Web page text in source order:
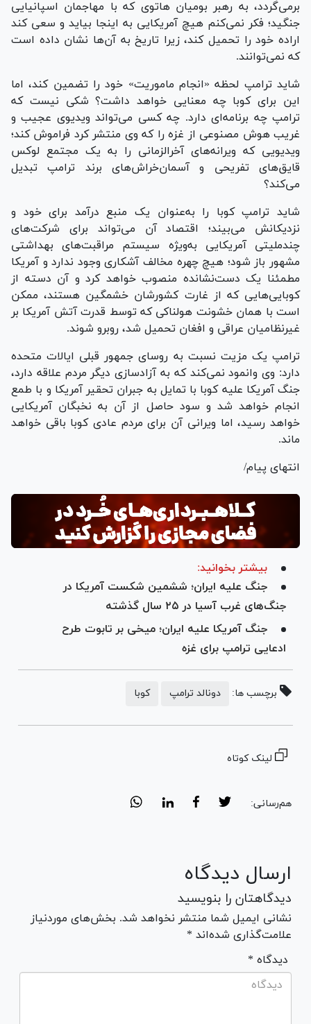
برمی‌گردد، به رهبر بومیان هاتوی که با مهاجمان اسپانیایی
جنگید؛ فکر نمی‌کنم هیچ آمریکایی به اینجا بیاید و سعی کند
اراده خود را تحمیل کند، زیرا تاریخ به آن‌ها نشان داده است
که نمی‌توانند.
شاید ترامپ لحظه «انجام ماموریت» خود را تضمین کند، اما
این برای کوبا چه معنایی خواهد داشت؟ شکی نیست که
ترامپ چه برنامه‌ای دارد. چه کسی می‌تواند ویدیوی عجیب و
غریب هوش مصنوعی از غزه را که وی منتشر کرد فراموش کند؛
ویدیویی که ویرانه‌های آخرالزمانی را به یک مجتمع لوکس
قایق‌های تفریحی و آسمان‌خراش‌های برند ترامپ تبدیل
می‌کند؟
شاید ترامپ کوبا را به‌عنوان یک منبع درآمد برای خود و
نزدیکانش می‌بیند؛ اقتصاد آن می‌تواند برای شرکت‌های
چندملیتی آمریکایی به‌ویژه سیستم مراقبت‌های بهداشتی
مشهور باز شود؛ هیچ چهره مخالف آشکاری وجود ندارد و آمریکا
مطمئنا یک دست‌نشانده منصوب خواهد کرد و آن دسته از
کوبایی‌هایی که از غارت کشورشان خشمگین هستند، ممکن
است با همان خشونت هولناکی که توسط قدرت آتش آمریکا بر
غیرنظامیان عراقی و افغان تحمیل شد، روبرو شوند.
ترامپ یک مزیت نسبت به روسای جمهور قبلی ایالات متحده
دارد: وی وانمود نمی‌کند که به آزادسازی دیگر مردم علاقه دارد،
جنگ آمریکا علیه کوبا با تمایل به جبران تحقیر آمریکا و با طمع
انجام خواهد شد و سود حاصل از آن به نخبگان آمریکایی
خواهد رسید، اما ویرانی آن برای مردم عادی کوبا باقی خواهد
ماند.
انتهای پیام/
بیشتر بخوانید:
جنگ علیه ایران؛ ششمین شکست آمریکا در
جنگ‌های غرب آسیا در ۲۵ سال گذشته
جنگ آمریکا علیه ایران؛ میخی بر تابوت طرح
ادعایی ترامپ برای غزه
برچسب ها: دونالد ترامپ کوبا
لینک کوتاه
هم‌رسانی:
ارسال دیدگاه
دیدگاهتان را بنویسید
نشانی ایمیل شما منتشر نخواهد شد. بخش‌های موردنیاز
علامت‌گذاری شده‌اند *
* دیدگاه